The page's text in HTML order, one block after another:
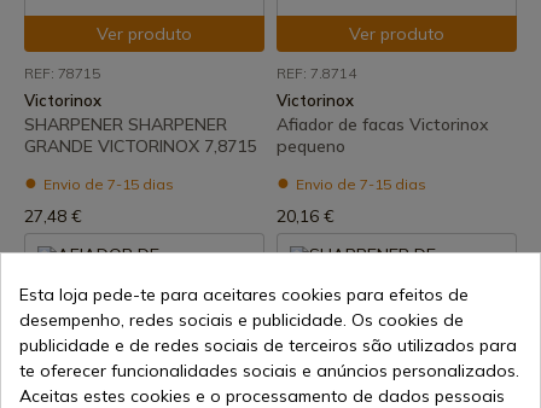
Ver produto
REF: 78715
Victorinox
SHARPENER SHARPENER
GRANDE VICTORINOX 7,8715
Envio de 7-15 dias
27,48 €
Ver produto
REF: 7.8714
Victorinox
Afiador de facas Victorinox
pequeno
Envio de 7-15 dias
20,16 €
Esta loja pede-te para aceitares cookies para efeitos de
desempenho, redes sociais e publicidade. Os cookies de
publicidade e de redes sociais de terceiros são utilizados para
te oferecer funcionalidades sociais e anúncios personalizados.
Aceitas estes cookies e o processamento de dados pessoais